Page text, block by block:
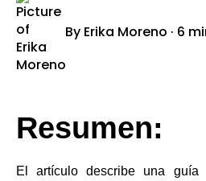
By Erika Moreno · 6
Resumen:
El artículo describe una guía